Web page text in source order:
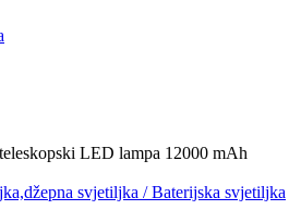
LED lampa 12000 mAh
svjetiljka /Baterijska svjetiljka